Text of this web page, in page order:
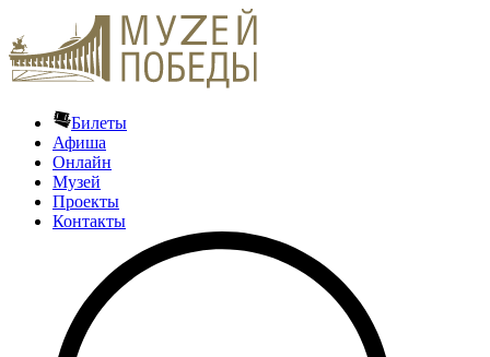
Билеты
Афиша
Онлайн
Музей
Проекты
Контакты